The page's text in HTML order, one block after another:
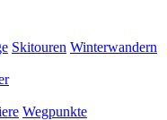
Skitouren Winterwandern
Wegpunkte